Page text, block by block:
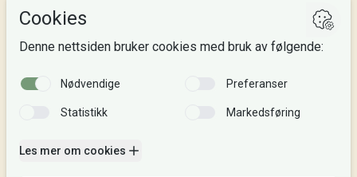
Om oss
Si fra!
Følg oss